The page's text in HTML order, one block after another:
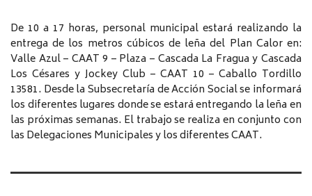
De 10 a 17 horas, personal municipal estará realizando la
entrega de los metros cúbicos de leña del Plan Calor en:
Valle Azul – CAAT 9 – Plaza – Cascada La Fragua y Cascada
Los Césares y Jockey Club – CAAT 10 – Caballo Tordillo
13581. Desde la Subsecretaría de Acción Social se informará
los diferentes lugares donde se estará entregando la leña en
las próximas semanas. El trabajo se realiza en conjunto con
las Delegaciones Municipales y los diferentes CAAT.